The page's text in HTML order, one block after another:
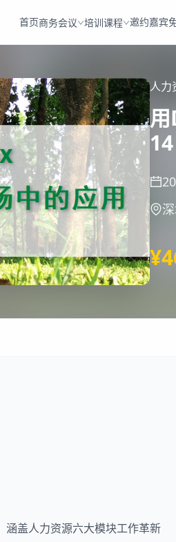
首页商务会议 培训课程 邀约嘉宾
人力
涵盖人力资源六大模块工作革新